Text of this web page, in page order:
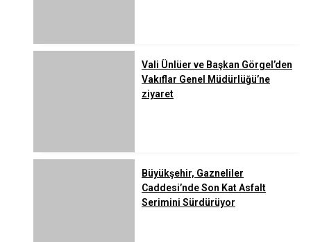
Vali Ünlüer ve Başkan Görgel’den
Vakıflar Genel Müdürlüğü’ne
ziyaret
Büyükşehir, Gazneliler
Caddesi’nde Son Kat Asfalt
Serimini Sürdürüyor